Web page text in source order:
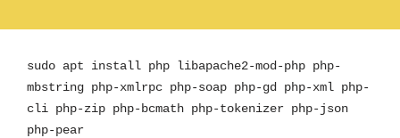
sudo apt install php libapache2-mod-php php-
mbstring php-xmlrpc php-soap php-gd php-xml php-
cli php-zip php-bcmath php-tokenizer php-json
php-pear